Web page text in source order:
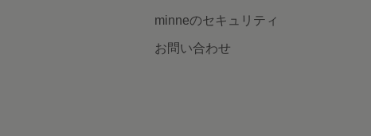
minneのセキュリティ
お問い合わせ